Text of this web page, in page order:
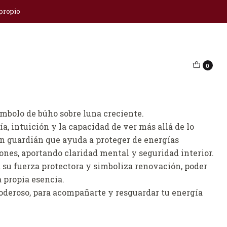
0
y sabiduría
de búho sobre luna creciente.
intuición y la capacidad de ver más allá de lo
guardián que ayuda a proteger de energías
aportando claridad mental y seguridad interior.
fuerza protectora y simboliza renovación, poder
esencia.
para acompañarte y resguardar tu energía